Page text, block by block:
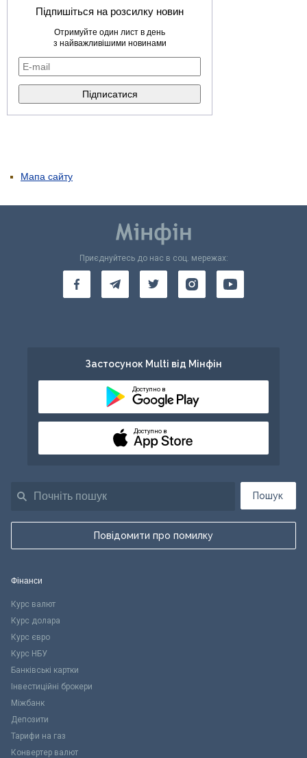
Підпишіться на розсилку новин
Отримуйте один лист в день
з найважливішими новинами
Мапа сайту
Пошук
Повідомити про помилку
Приєднуйтесь до нас в соц. мережах:
Застосунок Multi від Мінфін
Доступно в
Доступно в
Фінанси
Курс валют
Курс долара
Курс євро
Курс НБУ
Банківські картки
Інвестиційні брокери
Міжбанк
Депозити
Тарифи на газ
Конвертер валют